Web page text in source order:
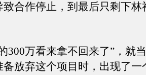
合作停止，到最后只剩下林
万看来拿不回来了”，就
备放弃这个项目时，出现了一